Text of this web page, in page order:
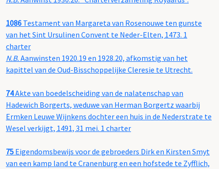
1086 Testament van Margareta van Rosenouwe ten gunste
van het Sint Ursulinen Convent te Neder-Elten, 1473. 1
charter
N.B. Aanwinsten 1920.19 en 1928.20, afkomstig van het
kapittel van de Oud-Bisschoppelijke Cleresie te Utrecht.
74Akte van boedelscheiding van de nalatenschap van
Hadewich Borgerts, weduwe van Herman Borgertz waarbij
Ermken Leuwe Wijnkens dochter een huis in de Nederstrate te
Wesel verkijgt, 1491, 31 mei. 1 charter
75 Eigendomsbewijs voor de gebroeders Dirk en Kirsten Smyt
van een kamp land te Cranenburg en een hofstede te Zyfflich,